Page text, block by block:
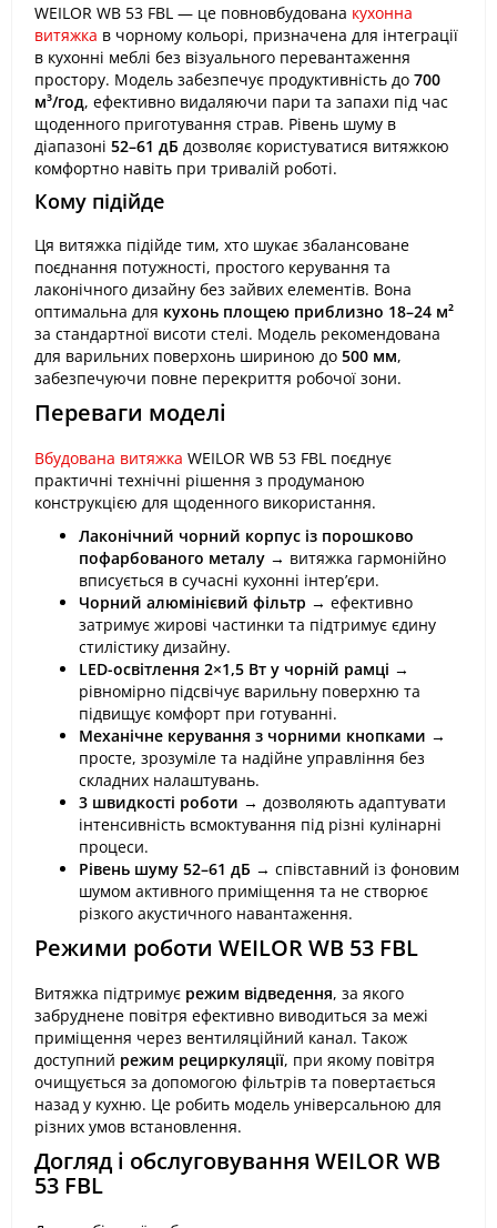
WEILOR WB 53 FBL — це повновбудована кухонна
витяжка в чорному кольорі, призначена для інтеграції
в кухонні меблі без візуального перевантаження
простору. Модель забезпечує продуктивність до 700
м³/год, ефективно видаляючи пари та запахи під час
щоденного приготування страв. Рівень шуму в
діапазоні 52–61 дБ дозволяє користуватися витяжкою
комфортно навіть при тривалій роботі.
Кому підійде
Ця витяжка підійде тим, хто шукає збалансоване
поєднання потужності, простого керування та
лаконічного дизайну без зайвих елементів. Вона
оптимальна для кухонь площею приблизно 18–24 м²
за стандартної висоти стелі. Модель рекомендована
для варильних поверхонь шириною до 500 мм,
забезпечуючи повне перекриття робочої зони.
Переваги моделі
Вбудована витяжка WEILOR WB 53 FBL поєднує
практичні технічні рішення з продуманою
конструкцією для щоденного використання.
Лаконічний чорний корпус із порошково
пофарбованого металу → витяжка гармонійно
вписується в сучасні кухонні інтер’єри.
Чорний алюмінієвий фільтр → ефективно
затримує жирові частинки та підтримує єдину
стилістику дизайну.
LED-освітлення 2×1,5 Вт у чорній рамці →
рівномірно підсвічує варильну поверхню та
підвищує комфорт при готуванні.
Механічне керування з чорними кнопками →
просте, зрозуміле та надійне управління без
складних налаштувань.
3 швидкості роботи → дозволяють адаптувати
інтенсивність всмоктування під різні кулінарні
процеси.
Рівень шуму 52–61 дБ → співставний із фоновим
шумом активного приміщення та не створює
різкого акустичного навантаження.
Режими роботи WEILOR WB 53 FBL
Витяжка підтримує режим відведення, за якого
забруднене повітря ефективно виводиться за межі
приміщення через вентиляційний канал. Також
доступний режим рециркуляції, при якому повітря
очищується за допомогою фільтрів та повертається
назад у кухню. Це робить модель універсальною для
різних умов встановлення.
Догляд і обслуговування WEILOR WB
53 FBL